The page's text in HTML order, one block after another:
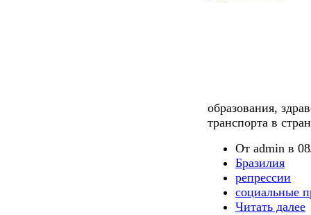
образования,
транспорта в
От admin в
Бразилия
репрессии
социальные
Читать далее